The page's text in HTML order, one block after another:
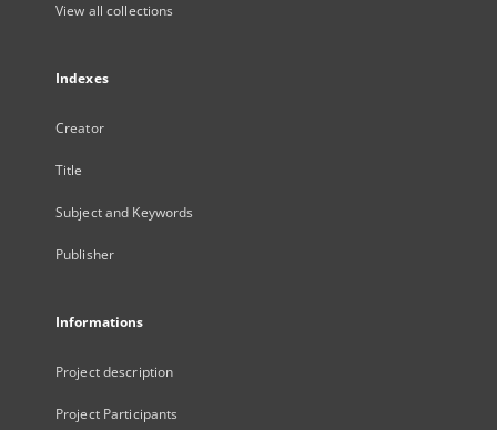
View all collections
Indexes
Creator
Title
Subject and Keywords
Publisher
Informations
Project description
Project Participants